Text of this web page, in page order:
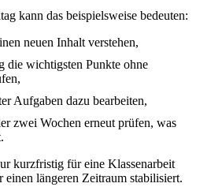
kann das beispielsweise bedeuten:
neuen Inhalt verstehen,
die wichtigsten Punkte ohne
Aufgaben dazu bearbeiten,
zwei Wochen erneut prüfen, was
kurzfristig für eine Klassenarbeit
einen längeren Zeitraum stabilisiert.